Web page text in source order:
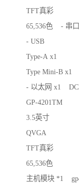
TFT真彩
65,536色 - 串口
- USB
Type-A x1
Type Mini-B x1
- 以太网 x1
GP-4201TM
3.5英寸
QVGA
TFT真彩
65,536色
主机模块 *1